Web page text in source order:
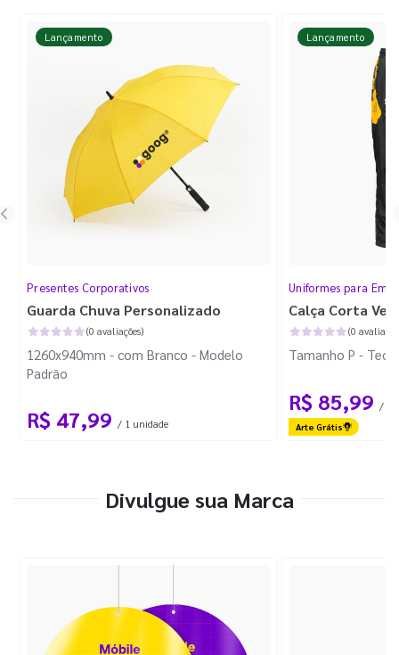
Lançamento
Presentes Corporativos
Guarda Chuva Personalizado
(0 avaliações)
1260x940mm - com Branco - Modelo
Padrão
R$ 47,99 / 1 unidade
Lançamento
Uniformes para
Calça Corta
(0
Tamanho P -
R$ 85,99 / 1
Arte Grátis
Divulgue sua Marca